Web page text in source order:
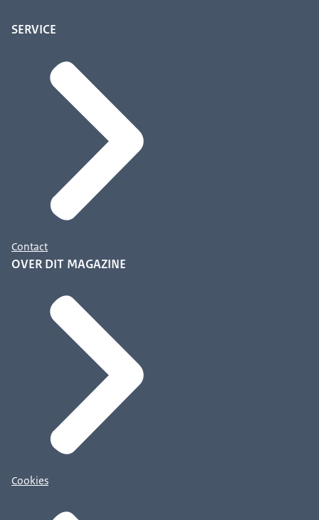
SERVICE
Contact
OVER DIT MAGAZINE
Cookies